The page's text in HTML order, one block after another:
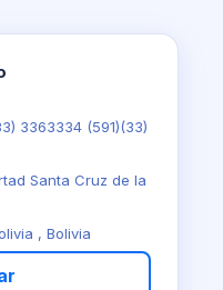
3363334 (591)(33)
Santa Cruz de la
, Bolivia